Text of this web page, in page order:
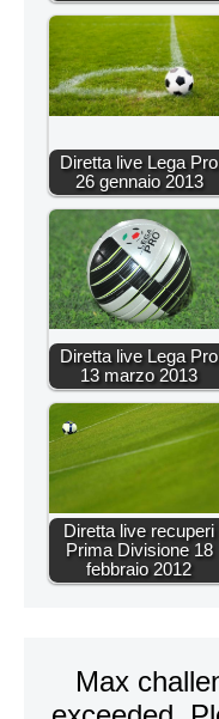
Diretta live Lega Pro
26 gennaio 2013
Diretta live Lega Pro
13 marzo 2013
Diretta live recuperi
Prima Divisione 18
febbraio 2012